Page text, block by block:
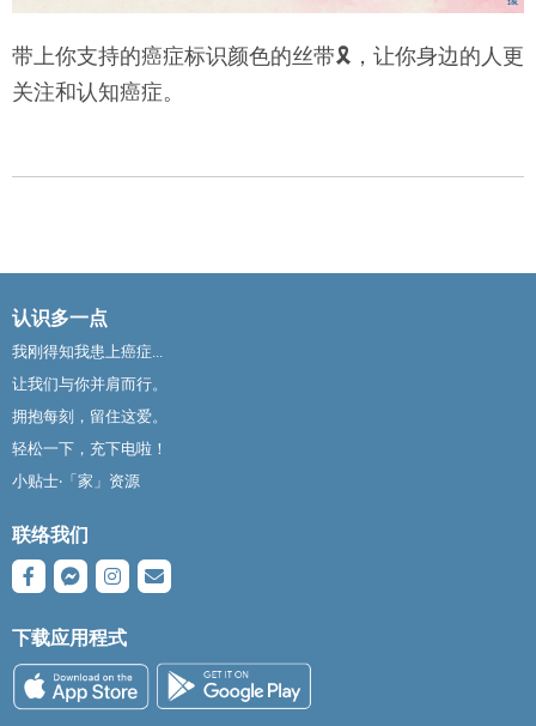
带上你支持的癌症标识颜色的丝带🎗，让你身边的人更
关注和认知癌症。
认识多一点
我刚得知我患上癌症...
让我们与你并肩而行。
拥抱每刻，留住这爱。
轻松一下，充下电啦！
小贴士‧「家」资源
联络我们
下载应用程式